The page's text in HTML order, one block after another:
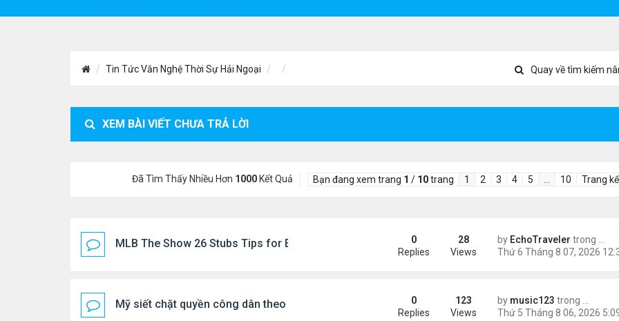
Tin Tức Văn Nghệ Thời Sự Hải Ngoại Quay về tìm kiếm
XEM BÀI VIẾT CHƯA TRẢ LỜI
Đã Tìm Thấy Nhiều Hơn 1000Kết Quả Bạn đang xem trang 1 / 10trang 1 2 3 4 5 10 Trang
MLB The Show 26 Stubs Tips for Efficient Marketplace Trading Decisions by EchoTraveler trong
Tin
0
Replies
28
Views
Mỹ siết chặt quyền công dân theo nơi sinh, mở rộng chống “du lịch sinh con”by music123 trong
Tin
0
Replies
123
Views